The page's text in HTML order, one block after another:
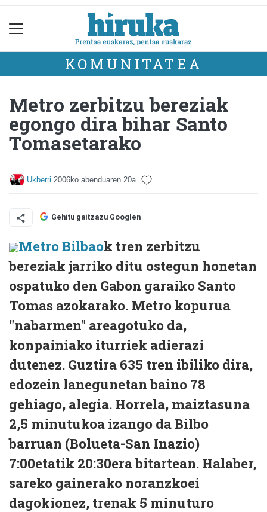
KOMUNITATEA
Metro zerbitzu bereziak
egongo dira bihar Santo
Tomasetarako
Ukberri 2006ko abenduaren 20a
Gehitu gaitzazu Googlen
Metro Bilbaok tren zerbitzu
bereziak jarriko ditu ostegun honetan
ospatuko den Gabon garaiko Santo
Tomas azokarako. Metro kopurua
"nabarmen" areagotuko da,
konpainiako iturriek adierazi
dutenez. Guztira 635 tren ibiliko dira,
edozein lanegunetan baino 78
gehiago, alegia. Horrela, maiztasuna
2,5 minutukoa izango da Bilbo
barruan (Bolueta-San Inazio)
7:00etatik 20:30era bitartean. Halaber,
sareko gainerako noranzkoei
dagokionez, trenak 5 minuturo